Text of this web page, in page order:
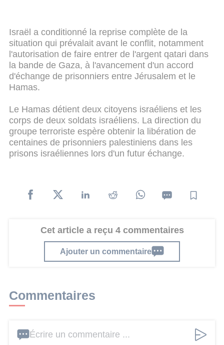
Israël a conditionné la reprise complète de la
situation qui prévalait avant le conflit, notamment
l'autorisation de faire entrer de l'argent qatari dans
la bande de Gaza, à l'avancement d'un accord
d'échange de prisonniers entre Jérusalem et le
Hamas.
Le Hamas détient deux citoyens israéliens et les
corps de deux soldats israéliens. La direction du
groupe terroriste espère obtenir la libération de
centaines de prisonniers palestiniens dans les
prisons israéliennes lors d'un futur échange.
Cet article a reçu 4 commentaires
Ajouter un commentaire
Commentaires
Écrire un commentaire ...